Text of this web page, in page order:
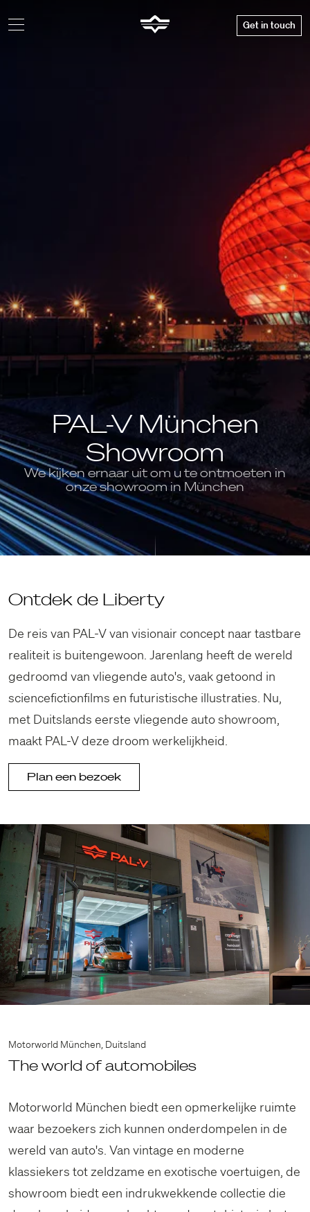
Get in touch
PAL-V München
Showroom
We kijken ernaar uit om u te ontmoeten in
onze showroom in München
Ontdek de Liberty
De reis van PAL-V van visionair concept naar tastbare
realiteit is buitengewoon. Jarenlang heeft de wereld
gedroomd van vliegende auto's, vaak getoond in
sciencefictionfilms en futuristische illustraties. Nu,
met Duitslands eerste vliegende auto showroom,
maakt PAL-V deze droom werkelijkheid.
Plan een bezoek
Motorworld München, Duitsland
The world of automobiles
Motorworld München biedt een opmerkelijke ruimte
waar bezoekers zich kunnen onderdompelen in de
wereld van auto's. Van vintage en moderne
klassiekers tot zeldzame en exotische voertuigen, de
showroom biedt een indrukwekkende collectie die